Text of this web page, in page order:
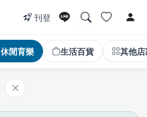
刊登
休閒育樂 生活百貨 其他